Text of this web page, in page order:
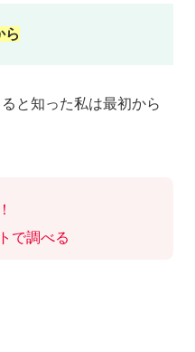
ら
と知った私は最初から
で調べる